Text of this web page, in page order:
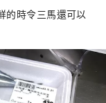
的時令三馬還可以